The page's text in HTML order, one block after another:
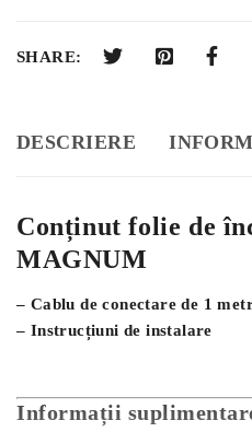
SHARE:
DESCRIERE
Conținut folie de
MAGNUM
– Cablu de conectare de 1
– Instrucțiuni de instalare
Informații